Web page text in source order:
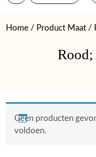
Home / Product Maat /
Geen producten
voldoen.